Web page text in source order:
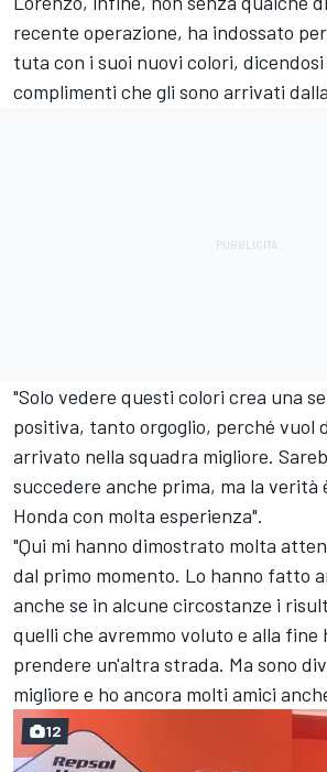
recente operazione, ha indossato
tuta con i suoi nuovi colori,
complimenti che gli sono arrivati
"Solo vedere questi colori crea una
positiva, tanto orgoglio, perché vuol
arrivato nella squadra migliore.
succedere anche prima, ma la verità
Honda con molta esperienza".
"Qui mi hanno dimostrato molta
dal primo momento. Lo hanno fatto
anche se in alcune circostanze i
quelli che avremmo voluto e alla fine
prendere un'altra strada. Ma sono
migliore e ho ancora molti amici
12